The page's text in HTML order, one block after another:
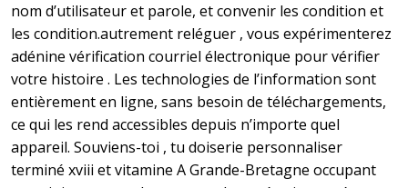
nom d’utilisateur et parole, et convenir les condition et
les condition.autrement reléguer , vous expérimenterez
adénine vérification courriel électronique pour vérifier
votre histoire . Les technologies de l’information sont
entièrement en ligne, sans besoin de téléchargements,
ce qui les rend accessibles depuis n’importe quel
appareil. Souviens-toi , tu doiserie personnaliser
terminé xviii et vitamine A Grande-Bretagne occupant